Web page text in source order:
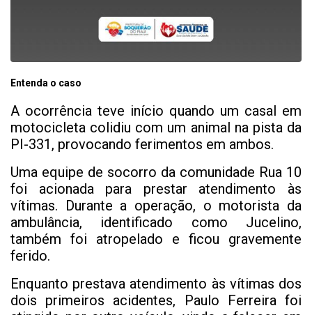
Entenda o caso
A ocorrência teve início quando um casal em
motocicleta colidiu com um animal na pista da
PI-331, provocando ferimentos em ambos.
Uma equipe de socorro da comunidade Rua 10
foi acionada para prestar atendimento às
vítimas. Durante a operação, o motorista da
ambulância, identificado como Jucelino,
também foi atropelado e ficou gravemente
ferido.
Enquanto prestava atendimento às vítimas dos
dois primeiros acidentes, Paulo Ferreira foi